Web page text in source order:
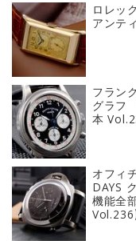
ロレッ
アンテ
フラン
グラフ
本
オフィ
DAYS
機能全
Vol.236